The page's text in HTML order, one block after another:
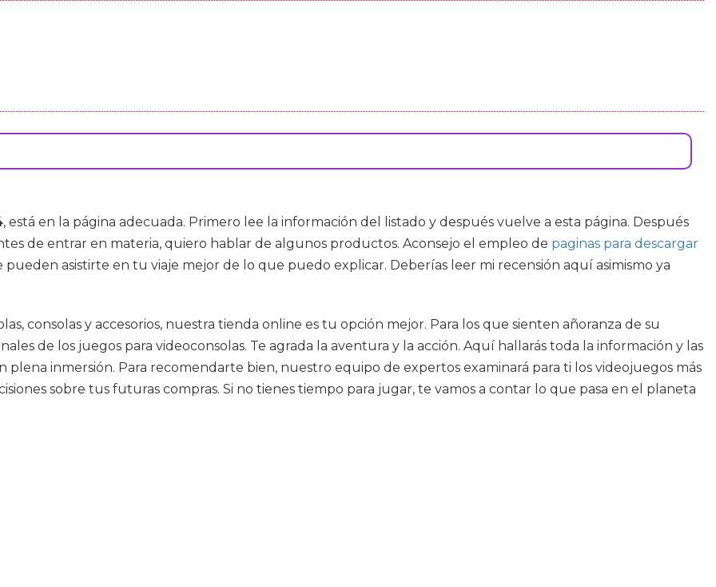
, está en la página adecuada. Primero lee la información del listado y después vuelve a esta página. Después
de entrar en materia, quiero hablar de algunos productos. Aconsejo el empleo de paginas para descargar
pueden asistirte en tu viaje mejor de lo que puedo explicar. Deberías leer mi recensión aquí asimismo ya
consolas y accesorios, nuestra tienda online es tu opción mejor. Para los que sienten añoranza de su
de los juegos para videoconsolas. Te agrada la aventura y la acción. Aquí hallarás toda la información y las
plena inmersión. Para recomendarte bien, nuestro equipo de expertos examinará para ti los videojuegos más
sobre tus futuras compras. Si no tienes tiempo para jugar, te vamos a contar lo que pasa en el planeta